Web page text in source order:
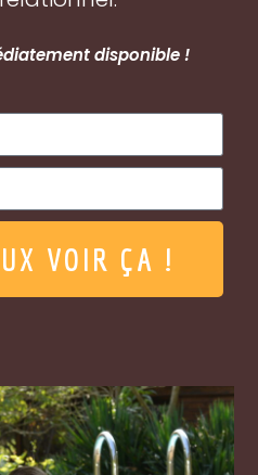
disponible !
VOIR ÇA !